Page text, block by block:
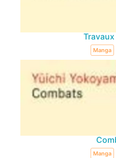
Manga
Manga